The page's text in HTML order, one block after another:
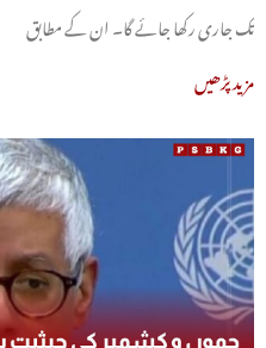
تک جاری رکھا جائے گا۔ ان کے مطابق
مزید پڑھیں